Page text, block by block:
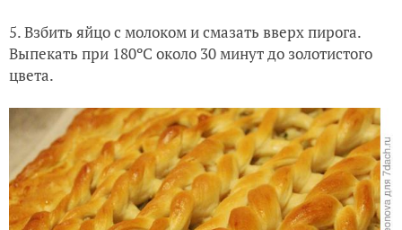
5. Взбить яйцо с молоком и смазать вверх пирога.
Выпекать при 180ºС около 30 минут до золотистого
цвета.